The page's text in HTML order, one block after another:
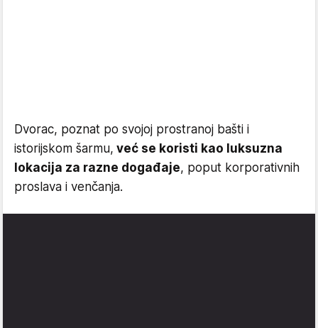
Dvorac, poznat po svojoj prostranoj bašti i
istorijskom šarmu, već se koristi kao luksuzna
lokacija za razne događaje, poput korporativnih
proslava i venčanja.